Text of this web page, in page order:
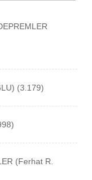
(3.179)
(Ferhat R.